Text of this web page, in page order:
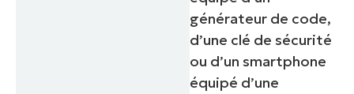
générateur de code,
d’une clé de sécurité
ou d’un smartphone
équipé d’une